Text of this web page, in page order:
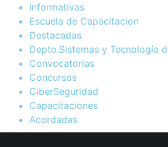
Informativas
Escuela de Capacitacion
Destacadas
Depto.Sistemas y Tecnología
Convocatorias
Concursos
CiberSeguridad
Capacitaciones
Acordadas